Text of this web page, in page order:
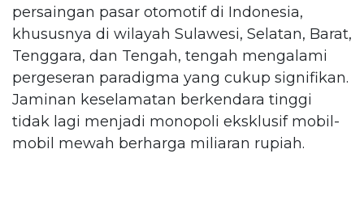
persaingan pasar otomotif di Indonesia,
khususnya di wilayah Sulawesi, Selatan, Barat,
Tenggara, dan Tengah, tengah mengalami
pergeseran paradigma yang cukup signifikan.
Jaminan keselamatan berkendara tinggi
tidak lagi menjadi monopoli eksklusif mobil-
mobil mewah berharga miliaran rupiah.